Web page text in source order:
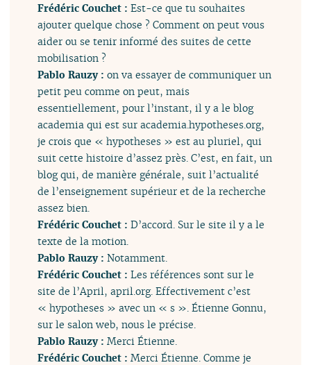
Frédéric Couchet :Est-ce que tu souhaites
ajouter quelque chose ? Comment on peut vous
aider ou se tenir informé des suites de cette
mobilisation ?
Pablo Rauzy :on va essayer de communiquer un
petit peu comme on peut, mais
essentiellement, pour l’instant, il y a le blog
academia qui est sur academia.hypotheses.org,
je crois que « hypotheses » est au pluriel, qui
suit cette histoire d’assez près. C’est, en fait, un
blog qui, de manière générale, suit l’actualité
de l’enseignement supérieur et de la recherche
assez bien.
Frédéric Couchet :D’accord. Sur le site il y a le
texte de la motion.
Pablo Rauzy :Notamment.
Frédéric Couchet :Les références sont sur le
site de l’April, april.org. Effectivement c’est
« hypotheses » avec un « s ». Étienne Gonnu,
sur le salon web, nous le précise.
Pablo Rauzy :Merci Étienne.
Frédéric Couchet :Merci Étienne. Comme je